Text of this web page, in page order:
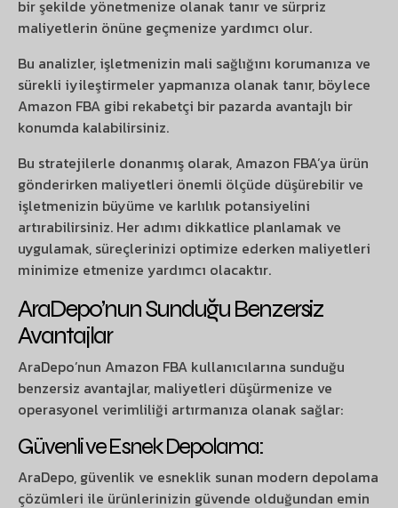
bir şekilde yönetmenize olanak tanır ve sürpriz
maliyetlerin önüne geçmenize yardımcı olur.
Bu analizler, işletmenizin mali sağlığını korumanıza ve
sürekli iyileştirmeler yapmanıza olanak tanır, böylece
Amazon FBA gibi rekabetçi bir pazarda avantajlı bir
konumda kalabilirsiniz.
Bu stratejilerle donanmış olarak, Amazon FBA’ya ürün
gönderirken maliyetleri önemli ölçüde düşürebilir ve
işletmenizin büyüme ve karlılık potansiyelini
artırabilirsiniz. Her adımı dikkatlice planlamak ve
uygulamak, süreçlerinizi optimize ederken maliyetleri
minimize etmenize yardımcı olacaktır.
AraDepo’nun Sunduğu Benzersiz
Avantajlar
AraDepo’nun Amazon FBA kullanıcılarına sunduğu
benzersiz avantajlar, maliyetleri düşürmenize ve
operasyonel verimliliği artırmanıza olanak sağlar:
Güvenli ve Esnek Depolama:
AraDepo, güvenlik ve esneklik sunan modern depolama
çözümleri ile ürünlerinizin güvende olduğundan emin